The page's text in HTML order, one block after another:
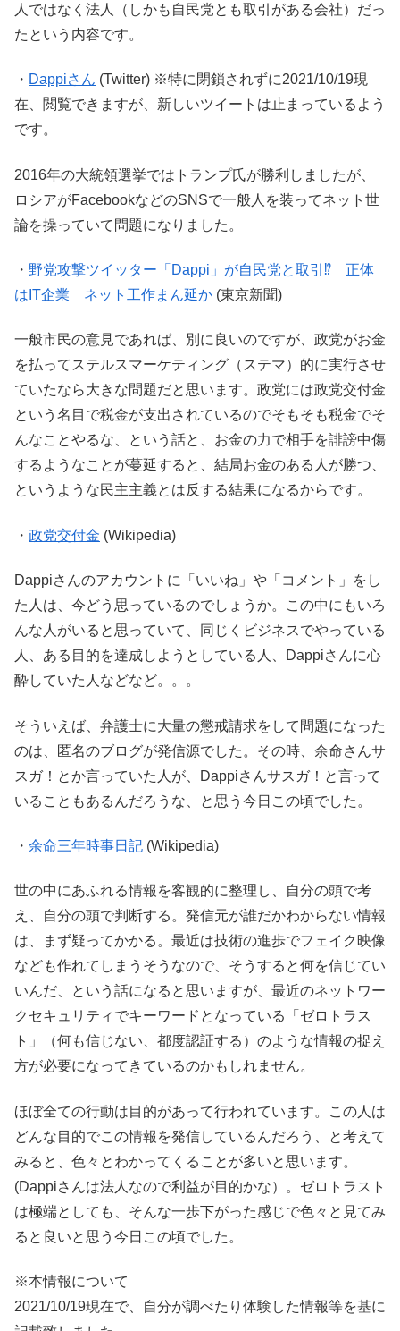
人ではなく法人（しかも自民党とも取引がある会社）だっ
たという内容です。
・ Dappiさん (Twitter) ※特に閉鎖されずに2021/10/19現
在、閲覧できますが、新しいツイートは止まっているよう
です。
2016年の大統領選挙ではトランプ氏が勝利しましたが、
ロシアがFacebookなどのSNSで一般人を装ってネット世
論を操っていて問題になりました。
・ 野党攻撃ツイッター「Dappi」が自民党と取引⁉ 正体
はIT企業 ネット工作まん延か (東京新聞)
一般市民の意見であれば、別に良いのですが、政党がお金
を払ってステルスマーケティング（ステマ）的に実行させ
ていたなら大きな問題だと思います。政党には政党交付金
という名目で税金が支出されているのでそもそも税金でそ
んなことやるな、という話と、お金の力で相手を誹謗中傷
するようなことが蔓延すると、結局お金のある人が勝つ、
というような民主主義とは反する結果になるからです。
・ 政党交付金 (Wikipedia)
Dappiさんのアカウントに「いいね」や「コメント」をし
た人は、今どう思っているのでしょうか。この中にもいろ
んな人がいると思っていて、同じくビジネスでやっている
人、ある目的を達成しようとしている人、Dappiさんに心
酔していた人などなど。。。
そういえば、弁護士に大量の懲戒請求をして問題になった
のは、匿名のブログが発信源でした。その時、余命さんサ
スガ！とか言っていた人が、Dappiさんサスガ！と言って
いることもあるんだろうな、と思う今日この頃でした。
・ 余命三年時事日記 (Wikipedia)
世の中にあふれる情報を客観的に整理し、自分の頭で考
え、自分の頭で判断する。発信元が誰だかわからない情報
は、まず疑ってかかる。最近は技術の進歩でフェイク映像
なども作れてしまうそうなので、そうすると何を信じてい
いんだ、という話になると思いますが、最近のネットワー
クセキュリティでキーワードとなっている「ゼロトラス
ト」（何も信じない、都度認証する）のような情報の捉え
方が必要になってきているのかもしれません。
ほぼ全ての行動は目的があって行われています。この人は
どんな目的でこの情報を発信しているんだろう、と考えて
みると、色々とわかってくることが多いと思います。
(Dappiさんは法人なので利益が目的かな）。ゼロトラスト
は極端としても、そんな一歩下がった感じで色々と見てみ
ると良いと思う今日この頃でした。
※本情報について
2021/10/19現在で、自分が調べたり体験した情報等を基に